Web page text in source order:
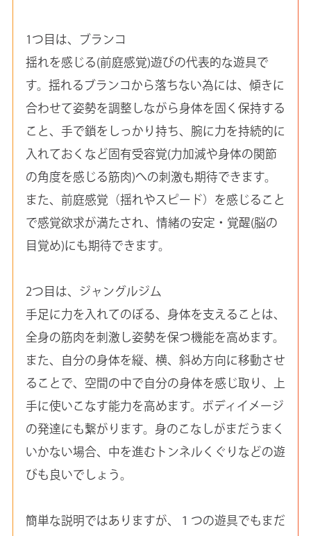
1つ目は、ブランコ
揺れを感じる(前庭感覚)遊びの代表的な遊具で
す。揺れるブランコから落ちない為には、傾きに
合わせて姿勢を調整しながら身体を固く保持する
こと、手で鎖をしっかり持ち、腕に力を持続的に
入れておくなど固有受容覚(力加減や身体の関節
の角度を感じる筋肉)への刺激も期待できます。
また、前庭感覚（揺れやスピード）を感じること
で感覚欲求が満たされ、情緒の安定・覚醒(脳の
目覚め)にも期待できます。
2つ目は、ジャングルジム
手足に力を入れてのぼる、身体を支えることは、
全身の筋肉を刺激し姿勢を保つ機能を高めます。
また、自分の身体を縦、横、斜め方向に移動させ
ることで、空間の中で自分の身体を感じ取り、上
手に使いこなす能力を高めます。ボディイメージ
の発達にも繋がります。身のこなしがまだうまく
いかない場合、中を進むトンネルくぐりなどの遊
びも良いでしょう。
簡単な説明ではありますが、１つの遊具でもまだ